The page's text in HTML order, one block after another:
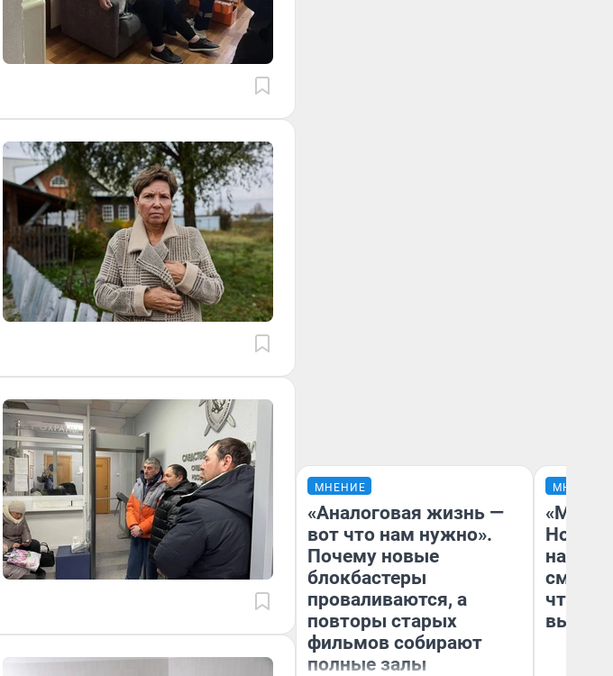
МНЕНИЕ
«Аналоговая жизнь —
вот что нам нужно».
Почему новые
блокбастеры
проваливаются, а
повторы старых
фильмов собирают
полные залы
МНЕНИЕ
«Мы
чтобы